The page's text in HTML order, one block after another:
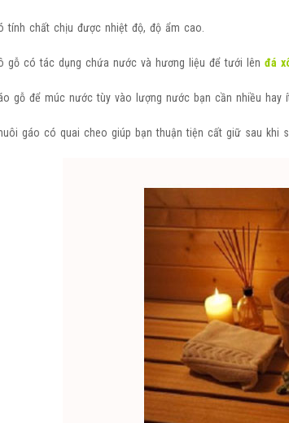
tính chất chịu được nhiệt độ, độ ẩm cao.
gỗ có tác dụng chứa nước và hương liệu để tưới lên đá
gỗ để múc nước tùy vào lượng nước bạn cần nhiều hay
gáo có quai cheo giúp bạn thuận tiện cất giữ sau khi